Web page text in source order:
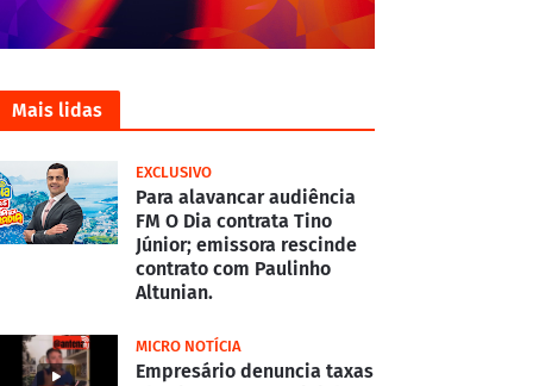
Mais lidas
EXCLUSIVO
Para alavancar audiência
FM O Dia contrata Tino
Júnior; emissora rescinde
contrato com Paulinho
Altunian.
MICRO NOTÍCIA
Empresário denuncia taxas